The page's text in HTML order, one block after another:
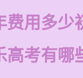
费用多少
高考有哪